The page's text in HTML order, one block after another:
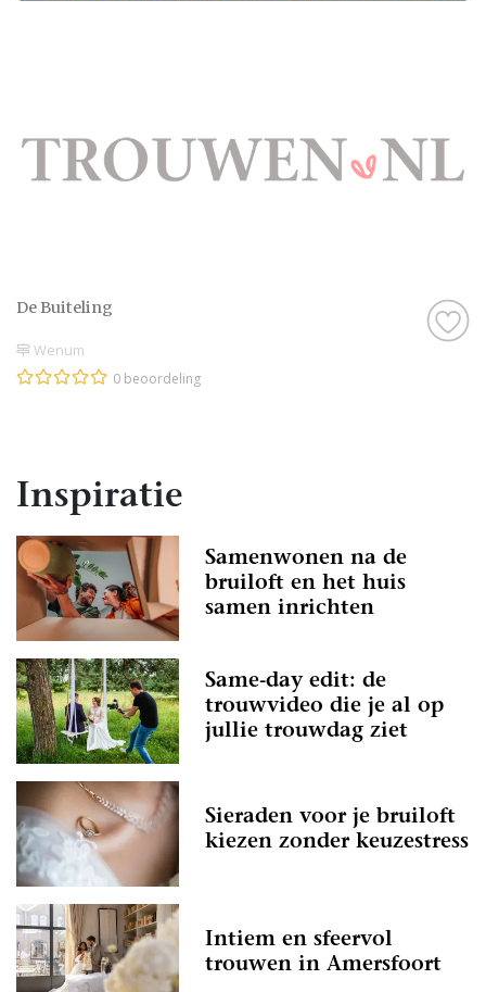
De Buiteling
Wenum
0 beoordeling
Inspiratie
Samenwonen na de
bruiloft en het huis
samen inrichten
Same-day edit: de
trouwvideo die je al op
jullie trouwdag ziet
Sieraden voor je bruiloft
kiezen zonder keuzestress
Intiem en sfeervol
trouwen in Amersfoort